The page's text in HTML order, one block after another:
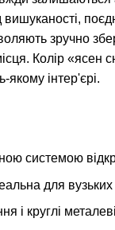
зручно
Колір «ясен
якому інтер'єрі.
системою
для
і круглі